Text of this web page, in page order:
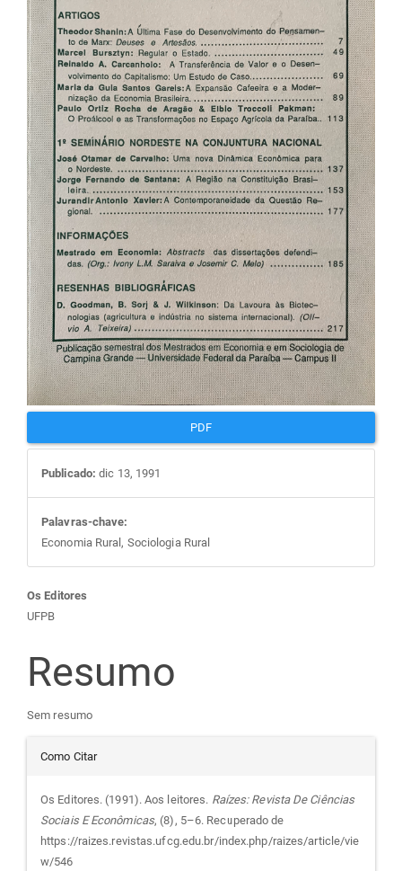
artigos
PDF
Publicado: dic 13, 1991
Palavras-chave:
Economia Rural, Sociologia Rural
Conteúdo
do
artigo
principal
Os Editores
UFPB
Resumo
Sem resumo
Detalhes
do
artigo
Como Citar
Os Editores. (1991). Aos leitores. Raízes: Revista De Ciências
Sociais E Econômicas, (8), 5–6. Recuperado de
https://raizes.revistas.ufcg.edu.br/index.php/raizes/article/vie
w/546